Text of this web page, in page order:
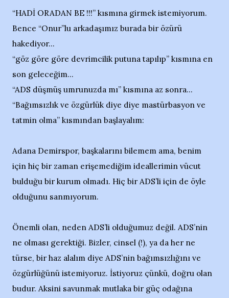
“HADİ ORADAN BE !!!” kısmına girmek istemiyorum.
Bence “Onur”lu arkadaşımız burada bir özürü
hakediyor...
“göz göre göre devrimcilik putuna tapılıp” kısmına en
son geleceğim...
“ADS düşmüş umrunuzda mı” kısmına az sonra...
“Bağımsızlık ve özgürlük diye diye mastürbasyon ve
tatmin olma” kısmından başlayalım:
Adana Demirspor, başkalarını bilemem ama, benim
için hiç bir zaman erişemediğim ideallerimin vücut
bulduğu bir kurum olmadı. Hiç bir ADS’li için de öyle
olduğunu sanmıyorum.
Önemli olan, neden ADS’li olduğumuz değil. ADS’nin
ne olması gerektiği. Bizler, cinsel (!), ya da her ne
türse, bir haz alalım diye ADS’nin bağımsızlığını ve
özgürlüğünü istemiyoruz. İstiyoruz çünkü, doğru olan
budur. Aksini savunmak mutlaka bir güç odağına